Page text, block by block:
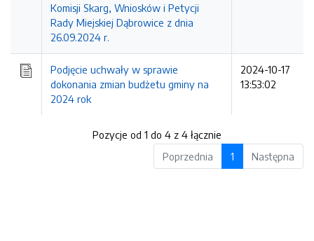
Komisji Skarg, Wniosków i Petycji
Rady Miejskiej Dąbrowice z dnia
26.09.2024 r.
Podjęcie uchwały w sprawie
dokonania zmian budżetu gminy na
2024 rok
2024-10-17
13:53:02
Pozycje od 1 do 4 z 4 łącznie
Poprzednia
1 Następna